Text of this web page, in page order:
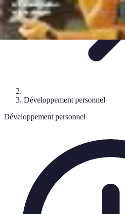
Développement personnel
Développement personnel